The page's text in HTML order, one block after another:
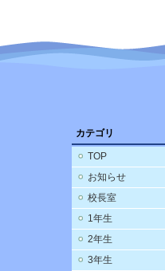
カテゴリ
TOP
お知らせ
校長室
1年生
2年生
3年生